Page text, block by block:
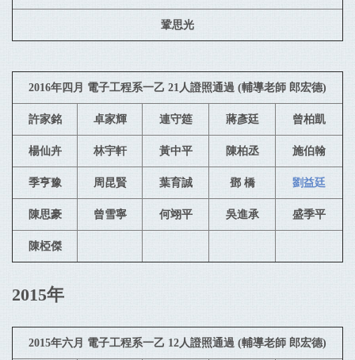
鞏思光
2016年四月 電子工程系一乙 21人證照通過 (輔導老師 郎宏德)
許家銘 卓家輝 連守筵 蔣彥廷 曾柏凱
楊仙卉 林宇軒 黃中平 陳柏丞 施伯翰
季亨豫 周昆賢 葉育誠 鄧 橋 劉益廷
陳思豪 曾雪寧 何翊平 吳進承 盛季平
陳椏傑
2015年
2015年六月 電子工程系一乙 12人證照通過 (輔導老師 郎宏德)